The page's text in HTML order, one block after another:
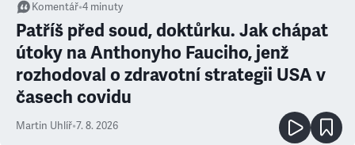
Komentář•4 minuty
Patříš před soud, doktůrku. Jak chápat
útoky na Anthonyho Fauciho, jenž
rozhodoval o zdravotní strategii USA v
časech covidu
Martin Uhlíř•7. 8. 2026